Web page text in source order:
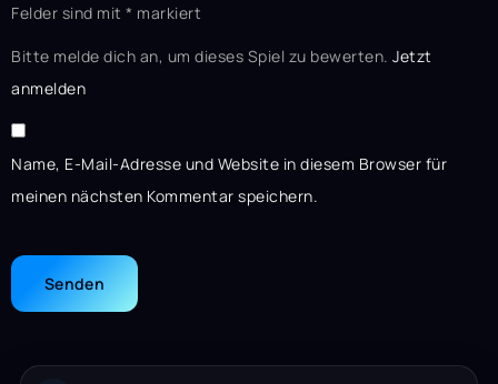
Felder sind mit * markiert
Bitte melde dich an, um dieses Spiel zu bewerten. Jetzt
anmelden
Name, E-Mail-Adresse und Website in diesem Browser für
meinen nächsten Kommentar speichern.